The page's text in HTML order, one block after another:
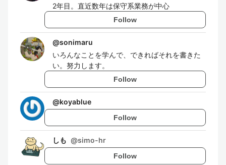
2年目。直近数年は保守系業務が中心
Follow
@sonimaru
いろんなことを学んで、できればそれを書きた
い。努力します。
Follow
@koyablue
Follow
しも @simo-hr
Follow